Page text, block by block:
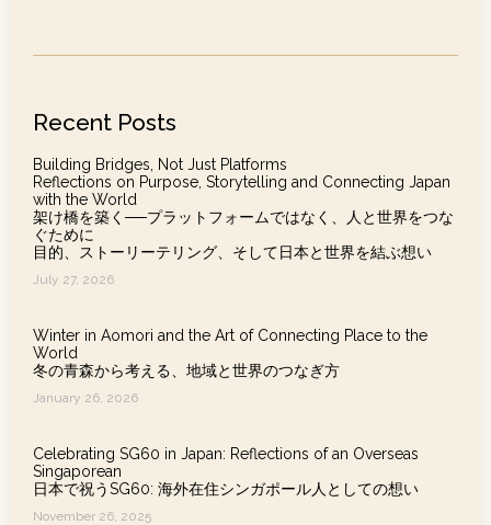
Recent Posts
Building Bridges, Not Just Platforms
Reflections on Purpose, Storytelling and Connecting Japan
with the World
架け橋を築く──プラットフォームではなく、人と世界をつな
ぐために
目的、ストーリーテリング、そして日本と世界を結ぶ想い
July 27, 2026
Winter in Aomori and the Art of Connecting Place to the
World
冬の青森から考える、地域と世界のつなぎ方
January 26, 2026
Celebrating SG60 in Japan: Reflections of an Overseas
Singaporean
日本で祝うSG60: 海外在住シンガポール人としての想い
November 26, 2025